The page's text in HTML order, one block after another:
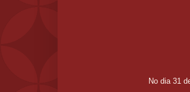
No dia 31